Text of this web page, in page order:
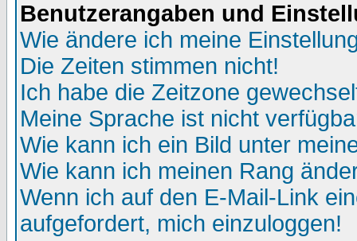
Benutzerangaben und
Wie ändere ich meine
Die Zeiten stimmen nicht!
Ich habe die Zeitzone
Meine Sprache ist nicht
Wie kann ich ein Bild unter
Wie kann ich meinen Rang
Wenn ich auf den E-Mail-Link
aufgefordert, mich einzuloggen!